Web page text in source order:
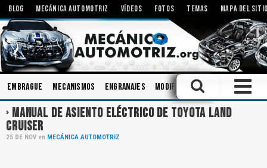
BLOG MECÁNICA AUTOMOTRIZ VÍDEOS FOTOS TEMAS MAPA DEL
Embrague Mecanismos Engranajes Modificaciones Tecnologías
MANUAL DE ASIENTO ELÉCTRICO DE TOYOTA LAND
CRUISER
25 DE NOV en MECÁNICA AUTOMOTRIZ